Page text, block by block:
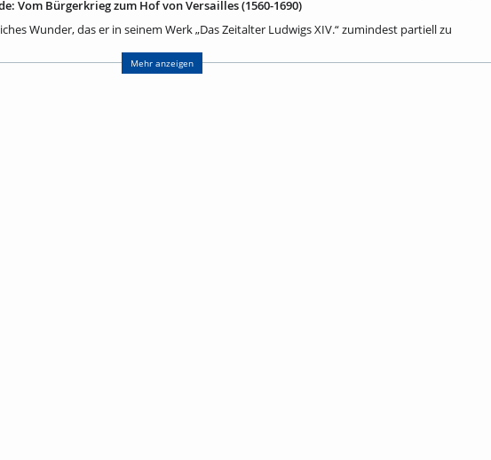
Vom Bürgerkrieg zum Hof von Versailles (1560-1690)
Wunder, das er in seinem Werk „Das Zeitalter Ludwigs XIV.“ zumindest partiell zu
Aufstieg Frankreichs zur Führungsnation Europas im 17. Jahrhundert? Dieser Frage
Um was geht es in den sogenannten „Religionskriegenˮ? Welche Auswirkungen haben sie
Mehr anzeigen